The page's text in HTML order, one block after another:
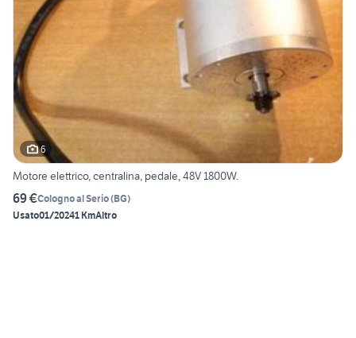
6
Motore elettrico, centralina, pedale, 48V 1800W.
69 €Cologno al Serio(BG)
Usato01/20241 KmAltro